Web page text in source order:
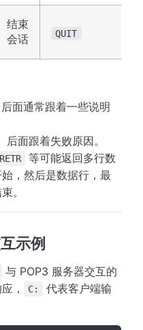
结束
会话
QUIT
面通常跟着一些说明
面跟着失败原因。
RETR
等可能返回多行数
，然后是数据行，最
。
示例
与 POP3 服务器交互的
， C:
代表客户端输